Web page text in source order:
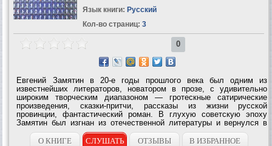
Язык книги: Русский
Кол-во страниц: 3
0
Евгений Замятин в 20-е годы прошлого века был одним из
известнейших литераторов, новатором в прозе, с удивительно
широким творческим диапазоном — гротескные сатирические
произведения, сказки-притчи, рассказы из жизни русской
провинции, фантастический роман. В глухую советскую эпоху
Замятин был изгнан из отечественной литературы и вернулся в
нее уже в новейшее...
О КНИГЕ
СЛУШАТЬ ОТЗЫВЫ
В ИЗБРАННОЕ